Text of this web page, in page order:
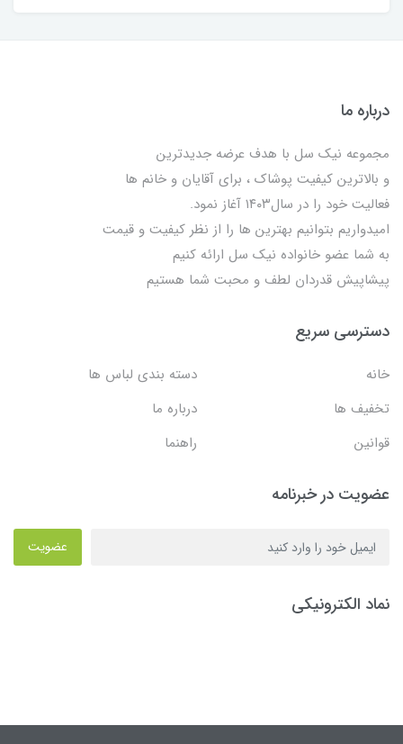
درباره ما
مجموعه نیک سل با هدف عرضه جدیدترین
و بالاترین کیفیت پوشاک ، برای آقایان و خانم ها
فعالیت خود را در سال۱۴۰۳ آغاز نمود.
امیدواریم بتوانیم بهترین ها را از نظر کیفیت و قیمت
به شما عضو خانواده نیک سل ارائه کنیم
پیشاپیش قدردان لطف و محبت شما هستیم
دسترسی سریع
خانه
دسته بندی لباس ها
تخفیف ها
درباره ما
قوانین
راهنما
عضویت در خبرنامه
عضویت
نماد الکترونیکی